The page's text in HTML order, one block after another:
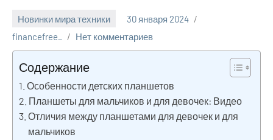
Новинки мира техники
30 января 2024
financefree_
Нет комментариев
Содержание
Особенности детских планшетов
Планшеты для мальчиков и для девочек: Видео
Отличия между планшетами для девочек и для
мальчиков